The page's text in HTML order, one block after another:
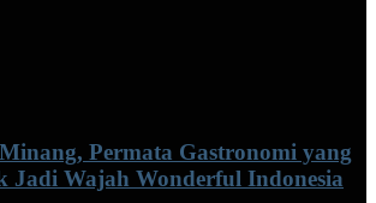
Permata Gastronomi yang
Jadi Wajah Wonderful Indonesia